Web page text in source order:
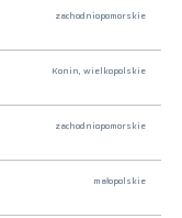
zachodniopomorskie
Konin, wielkopolskie
zachodniopomorskie
małopolskie